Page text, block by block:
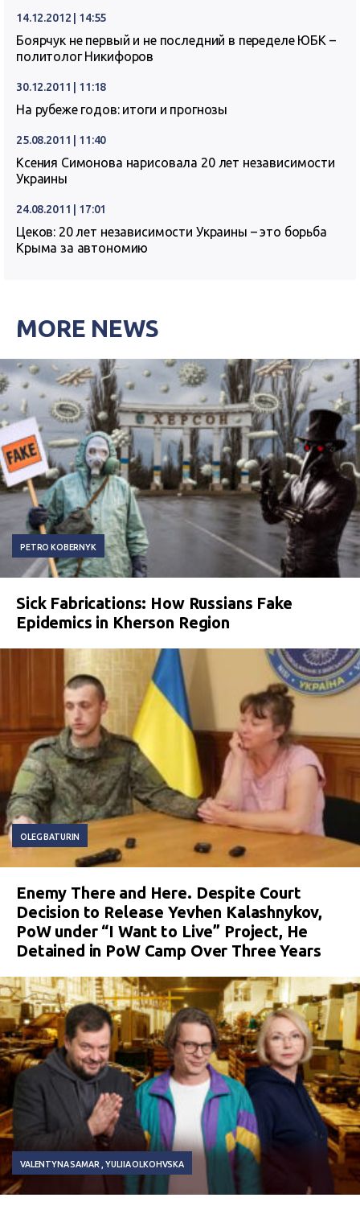
14.12.2012 | 14:55
Боярчук не первый и не последний в переделе ЮБК –
политолог Никифоров
30.12.2011 | 11:18
На рубеже годов: итоги и прогнозы
25.08.2011 | 11:40
Ксения Симонова нарисовала 20 лет независимости
Украины
24.08.2011 | 17:01
Цеков: 20 лет независимости Украины – это борьба
Крыма за автономию
MORE NEWS
PETRO KOBERNYK
Sick Fabrications: How Russians Fake
Epidemics in Kherson Region
OLEG BATURIN
Enemy There and Here. Despite Court
Decision to Release Yevhen Kalashnykov,
PoW under “I Want to Live” Project, He
Detained in PoW Camp Over Three Years
VALENTYNA SAMAR YULIIA OLKOHVSKA